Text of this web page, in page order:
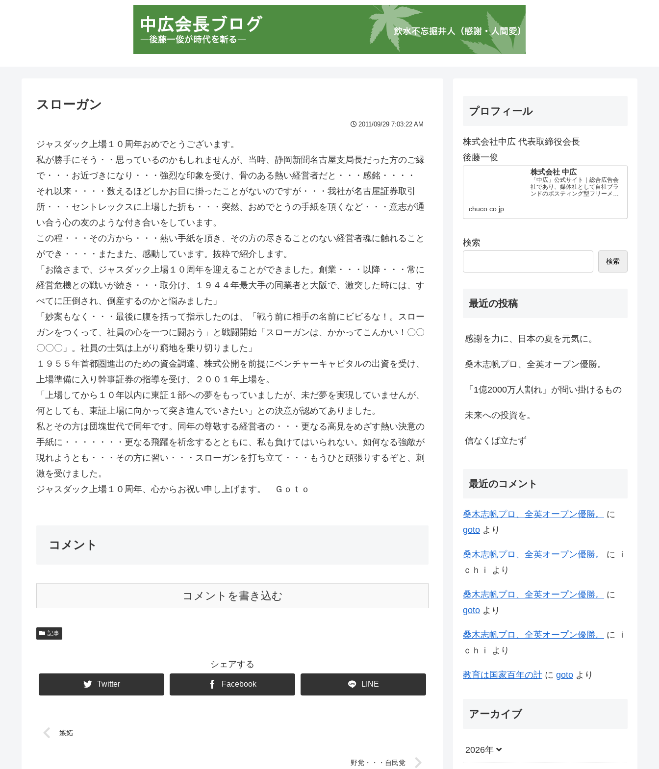
スローガン
2011/09/29 7:03:22 AM
ジャスダック上場１０周年おめでとうございます。
私が勝手にそう・・思っているのかもしれませんが、当時、静岡新聞名古屋支局長だった方のご縁
で・・・お近づきになり・・・強烈な印象を受け、骨のある熱い経営者だと・・・感銘・・・・
それ以来・・・・数えるほどしかお目に掛ったことがないのですが・・・我社が名古屋証券取引
所・・・セントレックスに上場した折も・・・突然、おめでとうの手紙を頂くなど・・・意志が通
い合う心の友のような付き合いをしています。
この程・・・その方から・・・熱い手紙を頂き、その方の尽きることのない経営者魂に触れること
ができ・・・・またまた、感動しています。抜粋で紹介します。
「お陰さまで、ジャスダック上場１０周年を迎えることができました。創業・・・以降・・・常に
経営危機との戦いが続き・・・取分け、１９４４年最大手の同業者と大阪で、激突した時には、す
べてに圧倒され、倒産するのかと悩みました」
「妙案もなく・・・最後に腹を括って指示したのは、「戦う前に相手の名前にビビるな！。スロー
ガンをつくって、社員の心を一つに闘おう」と戦闘開始「スローガンは、かかってこんかい！〇〇
〇〇〇」。社員の士気は上がり窮地を乗り切りました」
１９５５年首都圏進出のための資金調達、株式公開を前提にベンチャーキャピタルの出資を受け、
上場準備に入り幹事証券の指導を受け、２００１年上場を。
「上場してから１０年以内に東証１部への夢をもっていましたが、未だ夢を実現していませんが、
何としても、東証上場に向かって突き進んでいきたい」との決意が認めてありました。
私とその方は団塊世代で同年です。同年の尊敬する経営者の・・・更なる高見をめざす熱い決意の
手紙に・・・・・・・更なる飛躍を祈念するとともに、私も負けてはいられない。如何なる強敵が
現れようとも・・・その方に習い・・・スローガンを打ち立て・・・もうひと頑張りするぞと、刺
激を受けました。
ジャスダック上場１０周年、心からお祝い申し上げます。 Ｇｏｔｏ
コメント
コメントを書き込む
記事
シェアする
Twitter Facebook LINE
嫉妬
野党・・・自民党
プロフィール
株式会社中広 代表取締役会長
後藤一俊
株式会社 中広
「中広」公式サイト｜総合広告会
社であり、媒体社として自社ブラ
ンドのポスティング型フリーメデ
chuco.co.jp
検索
検索
最近の投稿
感謝を力に、日本の夏を元気に。
桑木志帆プロ、全英オープン優勝。
「1億2000万人割れ」が問い掛けるもの
未来への投資を。
信なくば立たず
最近のコメント
桑木志帆プロ、全英オープン優勝。
に
goto より
桑木志帆プロ、全英オープン優勝。 に
ｉ
ｃｈｉ
より
桑木志帆プロ、全英オープン優勝。
に
goto より
桑木志帆プロ、全英オープン優勝。 に
ｉ
ｃｈｉ
より
教育は国家百年の計 に goto より
アーカイブ
2026年